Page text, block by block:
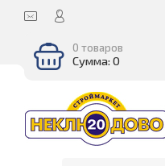
0 товаров
Сумма: 0